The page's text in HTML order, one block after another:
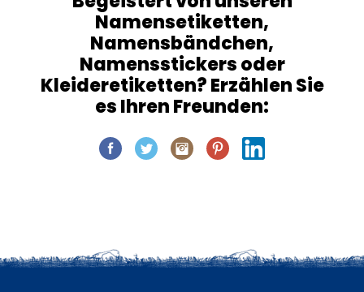
Namensetiketten,
Namensbändchen,
Namensstickers oder
Kleideretiketten? Erzählen Sie
es Ihren Freunden: